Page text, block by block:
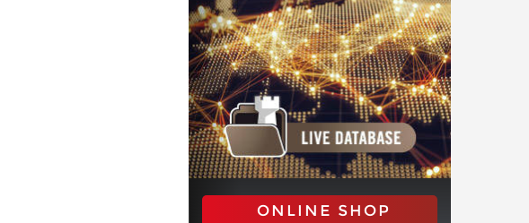
ONLINE SHOP